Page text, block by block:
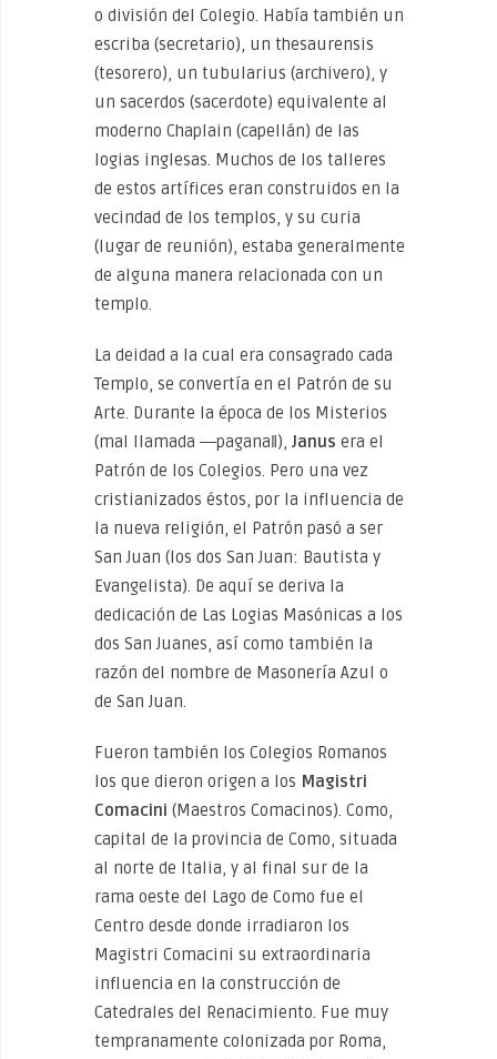
o división del Colegio. Había también un
escriba (secretario), un thesaurensis
(tesorero), un tubularius (archivero), y
un sacerdos (sacerdote) equivalente al
moderno Chaplain (capellán) de las
logias inglesas. Muchos de los talleres
de estos artífices eran construidos en la
vecindad de los templos, y su curia
(lugar de reunión), estaba generalmente
de alguna manera relacionada con un
templo.
La deidad a la cual era consagrado cada
Templo, se convertía en el Patrón de su
Arte. Durante la época de los Misterios
(mal llamada ―pagana‖), Janus era el
Patrón de los Colegios. Pero una vez
cristianizados éstos, por la influencia de
la nueva religión, el Patrón pasó a ser
San Juan (los dos San Juan: Bautista y
Evangelista). De aquí se deriva la
dedicación de Las Logias Masónicas a los
dos San Juanes, así como también la
razón del nombre de Masonería Azul o
de San Juan.
Fueron también los Colegios Romanos
los que dieron origen a los Magistri
Comacini (Maestros Comacinos). Como,
capital de la provincia de Como, situada
al norte de Italia, y al final sur de la
rama oeste del Lago de Como fue el
Centro desde donde irradiaron los
Magistri Comacini su extraordinaria
influencia en la construcción de
Catedrales del Renacimiento. Fue muy
tempranamente colonizada por Roma,